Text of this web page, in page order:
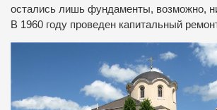
остались лишь фундаменты, возможно,
В 1960 году проведен капитальный